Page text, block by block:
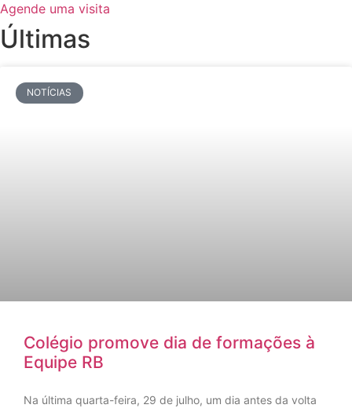
Agende uma visita
Últimas
NOTÍCIAS
Colégio promove dia de formações à
Equipe RB
Na última quarta-feira, 29 de julho, um dia antes da volta